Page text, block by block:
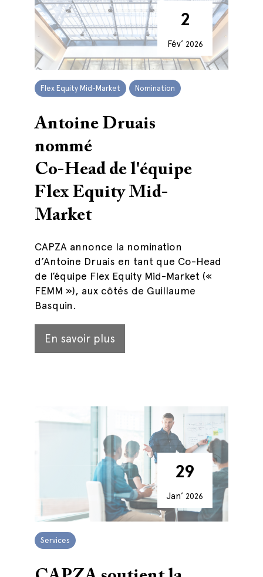
2
Fév’ 2026
Flex Equity Mid-Market Nomination
Antoine Druais
nommé
Co-Head de l'équipe
Flex Equity Mid-
Market
CAPZA annonce la nomination
d’Antoine Druais en tant que Co-Head
de l’équipe Flex Equity Mid-Market («
FEMM »), aux côtés de Guillaume
Basquin.
En savoir plus
29
Jan’ 2026
Services